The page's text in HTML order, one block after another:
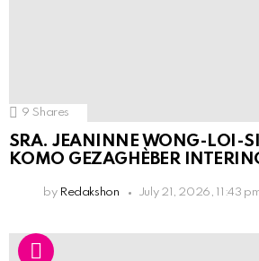
9 Shares
SRA. JEANINNE WONG-LOI-
KOMO GEZAGHÈBER
by Redakshon July 21, 2026, 11:43